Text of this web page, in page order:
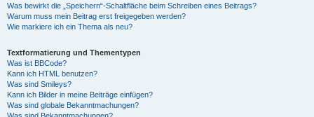
Was bewirkt die „Speichern“-Schaltfläche beim Schreiben eines Beitrags?
Warum muss mein Beitrag erst freigegeben werden?
Wie markiere ich ein Thema als neu?
Textformatierung und Thementypen
Was ist BBCode?
Kann ich HTML benutzen?
Was sind Smileys?
Kann ich Bilder in meine Beiträge einfügen?
Was sind globale Bekanntmachungen?